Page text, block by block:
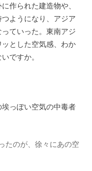
作られた建造物や、
ようになり、アジア
ていった。東南アジ
とした空気感、わか
ですか。
っぽい空気の中毒者
たのが、徐々にあの空